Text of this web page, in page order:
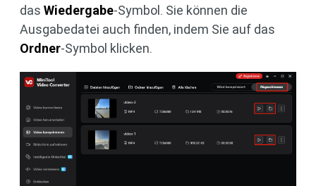
das Wiedergabe-Symbol. Sie können die
Ausgabedatei auch finden, indem Sie auf das
Ordner-Symbol klicken.